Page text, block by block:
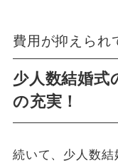
費用が抑えられ
少人数結婚式
の充実！
続いて、少人数結